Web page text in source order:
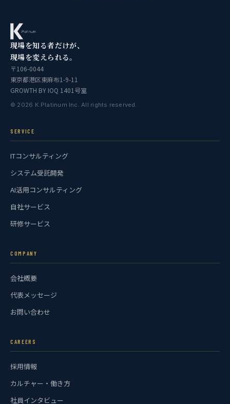
現場を知る者だけが、
現場を変えられる。
〒106-0044
東京都港区東麻布1-9-11
GROWTH BY IOQ 1401号室
© 2026 K.Platinum Inc. All rights reserved.
SERVICE
ITコンサルティング
システム受託開発
AI活用コンサルティング
自社サービス
研修サービス
COMPANY
会社概要
代表メッセージ
お問い合わせ
CAREERS
採用情報
カルチャー・働き方
社員インタビュー